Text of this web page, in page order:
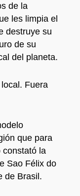
de la
les limpia el
destruye su
de su
del planeta.
Fuera
que para
constató la
Sao Félix do
de Brasil.